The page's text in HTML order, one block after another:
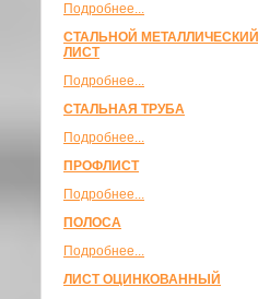
Подробнее...
СТАЛЬНОЙ МЕТАЛЛИЧЕСКИЙ
ЛИСТ
Подробнее...
СТАЛЬНАЯ ТРУБА
Подробнее...
ПРОФЛИСТ
Подробнее...
ПОЛОСА
Подробнее...
ЛИСТ ОЦИНКОВАННЫЙ